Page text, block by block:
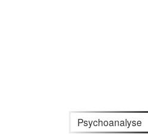
Psychoanalyse